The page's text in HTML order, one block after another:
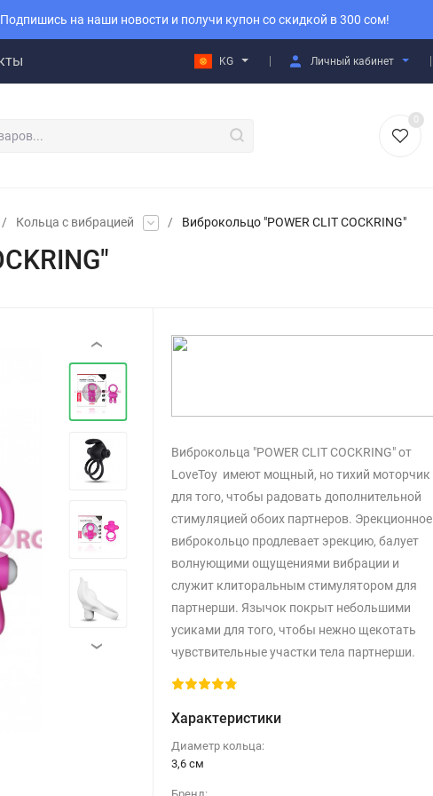
Подпишись на наши новости и получи купон со скидкой в 300 сом!
KG Личный кабинет
0
/ Кольца с вибрацией / Виброкольцо "POWER CLIT COCKRING"
‹
›
Виброкольца "POWER CLIT COCKRING" от
LoveToy имеют мощный, но тихий моторчик
для того, чтобы радовать дополнительной
стимуляцией обоих партнеров. Эрекционное
виброкольцо продлевает эрекцию, балует
волнующими ощущениями вибрации и
служит клиторальным стимулятором для
партнерши. Язычок покрыт небольшими
усиками для того, чтобы нежно щекотать
чувствительные участки тела партнерши.
Характеристики
Диаметр кольца:
3,6 см